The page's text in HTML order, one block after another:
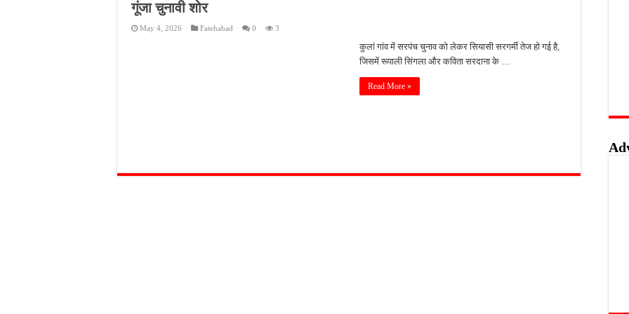
दिव्यांग छात्राओं के लिए खुशखबरी, ई-ट्राइसाइकिल खरीदने पर मिलेगा ₹65 हजार तक का अनुदान
भारी बारिश ने खोली अतिक्रमण की पोल, तालाब का गंदा पानी घरों में घुसा, ग्रामीण बेहाल
पेड़ लगाने के विवाद ने लिया हिंसक मोड़, महिला पर कुल्हाड़ी से किया हमला
गूंजा चुनावी शोर
May 4, 2026 Fatehabad 0 3
कुलां गांव में सरपंच चुनाव को लेकर सियासी सरगर्मी तेज हो गई है,
जिसमें रूपाली सिंगला और कविता सरदाना के …
Read More »